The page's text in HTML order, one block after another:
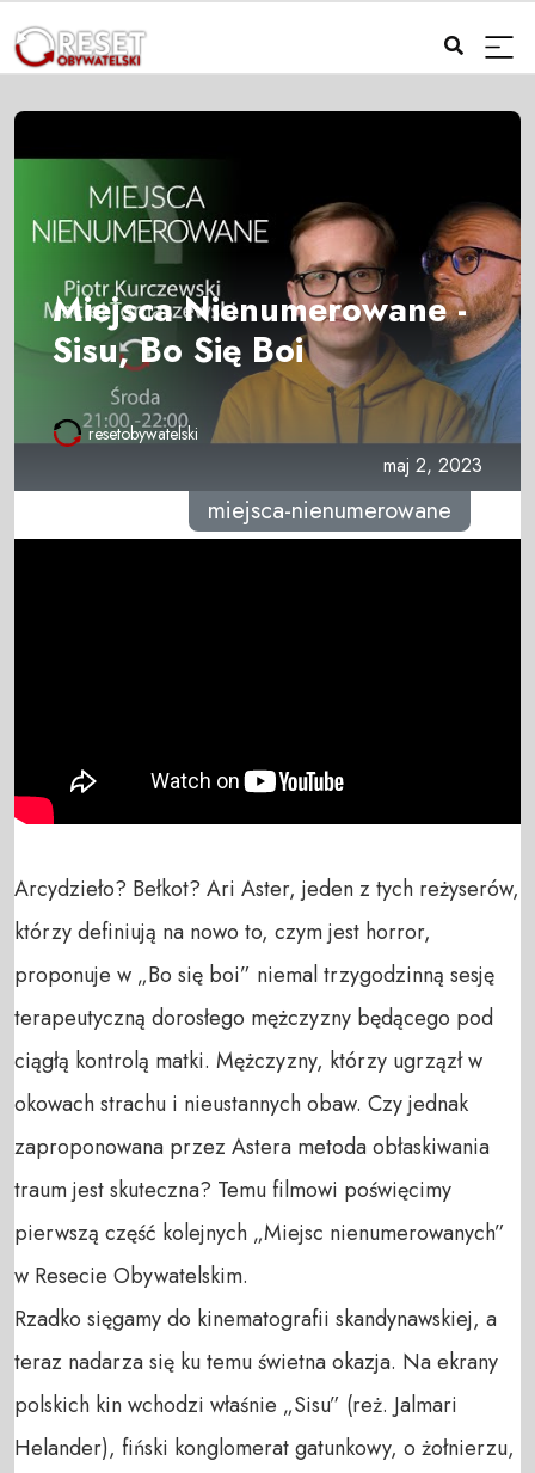
Miejsca Nienumerowane -
Sisu, Bo Się Boi
resetobywatelski
maj 2, 2023
miejsca-nienumerowane
Arcydzieło? Bełkot? Ari Aster, jeden z tych reżyserów,
którzy definiują na nowo to, czym jest horror,
proponuje w „Bo się boi” niemal trzygodzinną sesję
terapeutyczną dorosłego mężczyzny będącego pod
ciągłą kontrolą matki. Mężczyzny, którzy ugrzązł w
okowach strachu i nieustannych obaw. Czy jednak
zaproponowana przez Astera metoda obłaskiwania
traum jest skuteczna? Temu filmowi poświęcimy
pierwszą część kolejnych „Miejsc nienumerowanych”
w Resecie Obywatelskim.
Rzadko sięgamy do kinematografii skandynawskiej, a
teraz nadarza się ku temu świetna okazja. Na ekrany
polskich kin wchodzi właśnie „Sisu” (reż. Jalmari
Helander), fiński konglomerat gatunkowy, o żołnierzu,